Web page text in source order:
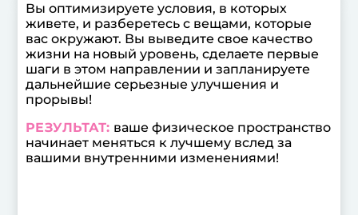
Вы оптимизируете условия, в которых
живете, и разберетесь с вещами, которые
вас окружают. Вы выведите свое качество
жизни на новый уровень, сделаете первые
шаги в этом направлении и запланируете
дальнейшие серьезные улучшения и
прорывы!
РЕЗУЛЬТАТ: ваше физическое пространство
начинает меняться к лучшему вслед за
вашими внутренними изменениями!